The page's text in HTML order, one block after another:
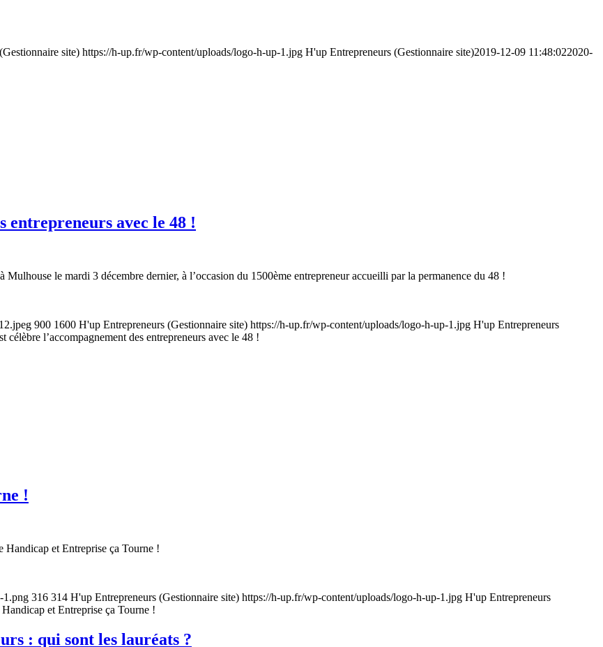
site) https://h-up.fr/wp-content/uploads/logo-h-up-1.jpg H'up Entrepreneurs (Gestionnaire site)2019-12-09 11:48:022020-
entrepreneurs avec le 48 !
le mardi 3 décembre dernier, à l’occasion du 1500ème entrepreneur accueilli par la permanence du 48 !
900 1600 H'up Entrepreneurs (Gestionnaire site) https://h-up.fr/wp-content/uploads/logo-h-up-1.jpg H'up Entrepreneurs
célèbre l’accompagnement des entrepreneurs avec le 48 !
!
Handicap et Entreprise ça Tourne !
1.png 316 314 H'up Entrepreneurs (Gestionnaire site) https://h-up.fr/wp-content/uploads/logo-h-up-1.jpg H'up Entrepreneurs
et Entreprise ça Tourne !
: qui sont les lauréats ?